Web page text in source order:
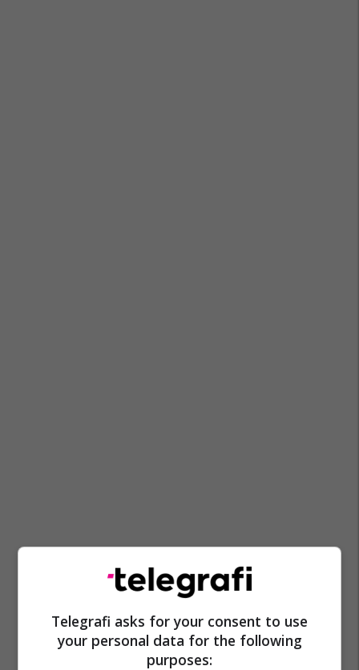
Telegrafi asks for your consent to use
your personal data for the following
purposes: